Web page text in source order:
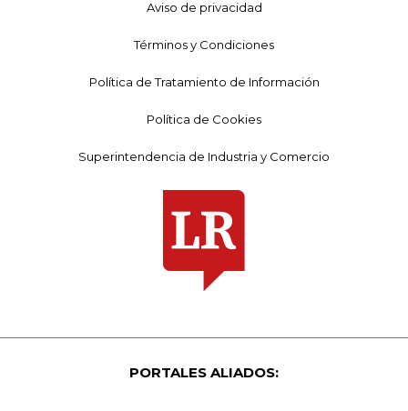
Aviso de privacidad
Términos y Condiciones
Política de Tratamiento de Información
Política de Cookies
Superintendencia de Industria y Comercio
PORTALES ALIADOS: